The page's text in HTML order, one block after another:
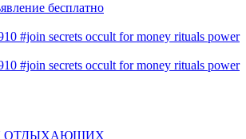
бесплатно
#join secrets occult for money rituals power
#join secrets occult for money rituals power
ОТДЫХАЮЩИХ